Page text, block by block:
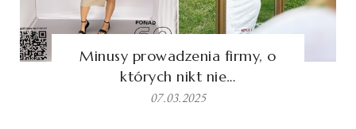
Minusy prowadzenia firmy, o
których nikt nie…
07.03.2025